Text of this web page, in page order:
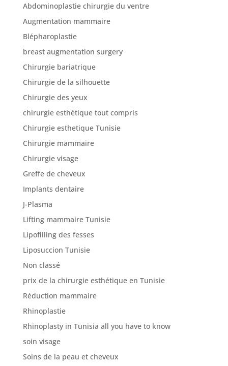
Avant
/
Devis
Gratuit
Abdominoplastie chirurgie du ventre
Augmentation mammaire
Blépharoplastie
breast augmentation surgery
Chirurgie bariatrique
Chirurgie de la silhouette
Chirurgie des yeux
chirurgie esthétique tout compris
Chirurgie esthetique Tunisie
Chirurgie mammaire
Chirurgie visage
Greffe de cheveux
Implants dentaire
J-Plasma
Lifting mammaire Tunisie
Lipofilling des fesses
Liposuccion Tunisie
Non classé
prix de la chirurgie esthétique en Tunisie
Réduction mammaire
Rhinoplastie
Rhinoplasty in Tunisia all you have to know
soin visage
Soins de la peau et cheveux